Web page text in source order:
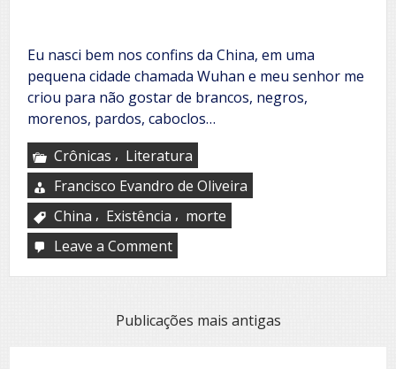
Eu nasci bem nos confins da China, em uma
pequena cidade chamada Wuhan e meu senhor me
criou para não gostar de brancos, negros,
morenos, pardos, caboclos…
Crônicas , Literatura
Francisco Evandro de Oliveira
China , Existência , morte
Leave a Commenton
sou
morte
NavegaçãoPublicações mais antigas